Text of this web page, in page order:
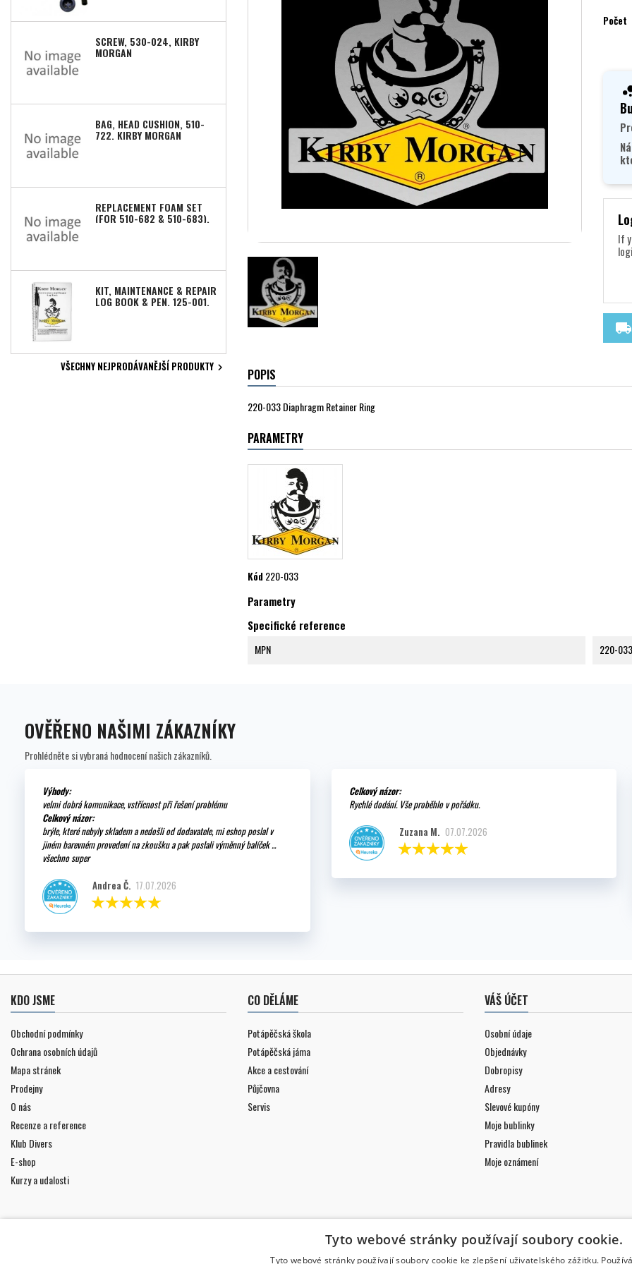
SCREW, 530-024, KIRBY
MORGAN
BAG, HEAD CUSHION, 510-
722, KIRBY MORGAN
REPLACEMENT FOAM SET
(FOR 510-682 & 510-683),
KIT, MAINTENANCE & REPAIR
LOG BOOK & PEN, 125-001,
VŠECHNY NEJPRODÁVANĚJŠÍ PRODUKTY 
Počet
If
local_shipping
POPIS
220-033 Diaphragm Retainer Ring
PARAMETRY
Kód220-033
Parametry
Specifické reference
MPN 220-033
OVĚŘENO NAŠIMI ZÁKAZNÍKY
Prohlédněte si vybraná hodnocení našich zákazníků.
Výhody:
velmi dobrá komunikace, vstřícnost při řešení problému
Celkový názor:
brýle, které nebyly skladem a nedošli od dodavatele, mi eshop poslal v
jiném barevném provedení na zkoušku a pak poslali výměnný balíček ...
všechno super
Andrea Č. 17.07.2026
Celkový názor:
Rychlé dodání. Vše proběhlo v pořádku.
Zuzana M. 07.07.2026
KDO JSME
Obchodní podmínky
Ochrana osobních údajů
Mapa stránek
Prodejny
O nás
Recenze a reference
Klub Divers
E-shop
Kurzy a udalosti
CO DĚLÁME
Potápěčská škola
Potápěčská jáma
Akce a cestování
Půjčovna
Servis
VÁŠ ÚČET
Osobní údaje
Objednávky
Dobropisy
Adresy
Slevové kupóny
Moje bublinky
Pravidla bublinek
Moje oznámení
Tyto webové stránky používají soubory cookie.
Tyto webové stránky používají soubory cookie ke zlepšení uživatelského zážitku.